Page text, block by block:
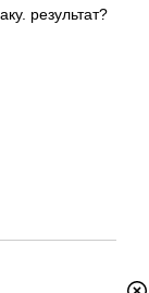
результат?